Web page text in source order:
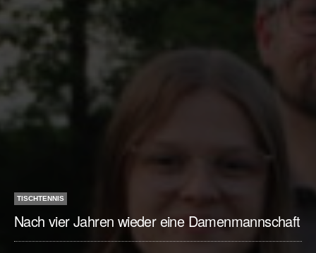
TISCHTENNIS
Nach vier Jahren wieder eine Damenmannschaft